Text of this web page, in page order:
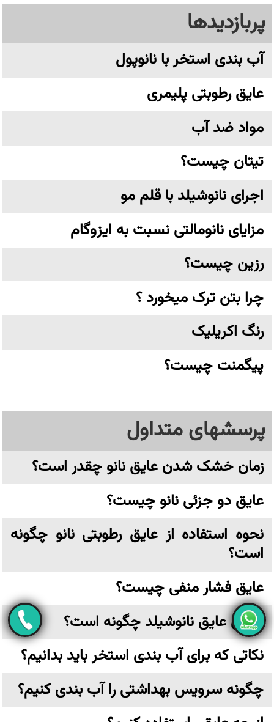
پربازدیدها
آب بندی استخر با نانوپول
عایق رطوبتی پلیمری
مواد ضد آب
تیتان چیست؟
اجرای نانوشیلد با قلم مو
مزایای نانومالتی نسبت به ایزوگام
رزین چیست؟
چرا بتن ترک میخورد ؟
رنگ اکریلیک
پیگمنت چیست؟
پرسشهای متداول
زمان خشک شدن عایق نانو چقدر است؟
عایق دو جزئی نانو چیست؟
نحوه استفاده از عایق رطوبتی نانو چگونه
است؟
عایق فشار منفی چیست؟
اجرای عایق نانوشیلد چگونه است؟
نکاتی که برای آب بندی استخر باید بدانیم؟
چگونه سرویس بهداشتی را آب بندی کنیم؟